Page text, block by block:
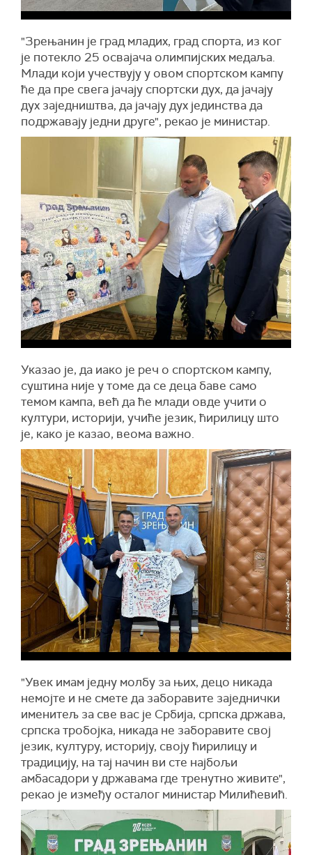
"Зрењанин је град младих, град спорта, из ког
је потекло 25 освајача олимпијских медаља.
Млади који учествују у овом спортском кампу
ће да пре свега јачају спортски дух, да јачају
дух заједништва, да јачају дух јединства да
подржавају једни друге", рекао је министар.
Указао је, да иако је реч о спортском кампу,
суштина није у томе да се деца баве само
темом кампа, већ да ће млади овде учити о
култури, историји, учиће језик, ћирилицу што
је, како је казао, веома важно.
"Увек имам једну молбу за њих, децо никада
немојте и не смете да заборавите заједнички
именитељ за све вас је Србија, српска држава,
српска тробојка, никада не заборавите свој
језик, културу, историју, своју ћирилицу и
традицију, на тај начин ви сте најбољи
амбасадори у државама где тренутно живите",
рекао је између осталог министар Милићевић.